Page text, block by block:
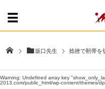
坂口先生 捻挫で靭帯を
Warning: Undefined array key
2013.com/public_html/wp-content/themes/